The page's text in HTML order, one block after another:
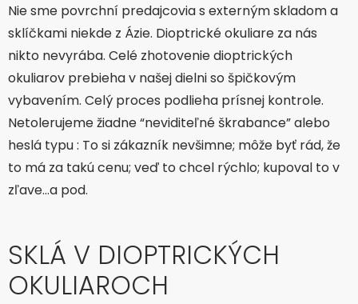
Nie sme povrchní predajcovia s externým skladom a
sklíčkami niekde z Ázie. Dioptrické okuliare za nás
nikto nevyrába. Celé zhotovenie dioptrických
okuliarov prebieha v našej dielni so špičkovým
vybavením. Celý proces podlieha prísnej kontrole.
Netolerujeme žiadne “neviditeľné škrabance” alebo
heslá typu : To si zákazník nevšimne; môže byť rád, že
to má za takú cenu; veď to chcel rýchlo; kupoval to v
zľave…a pod.
SKLÁ V DIOPTRICKÝCH
OKULIAROCH